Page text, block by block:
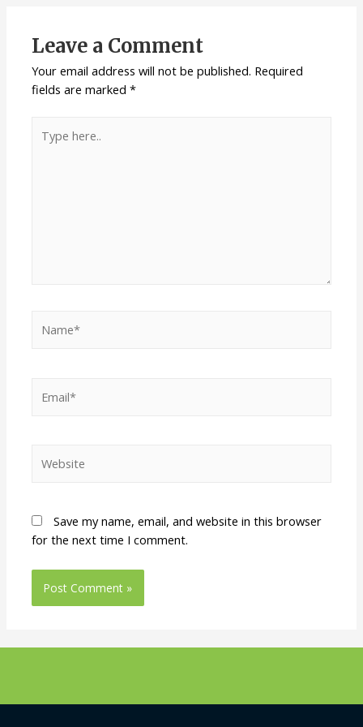
Leave a Comment
Your email address will not be published. Required
fields are marked*
Save my name, email, and website in this browser
for the next time I comment.